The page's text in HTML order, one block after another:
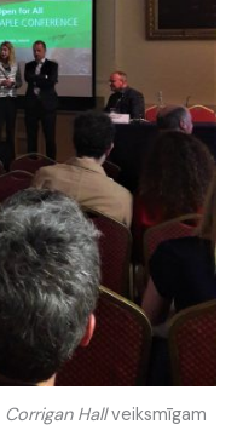
Corrigan Hallveiksmīgam